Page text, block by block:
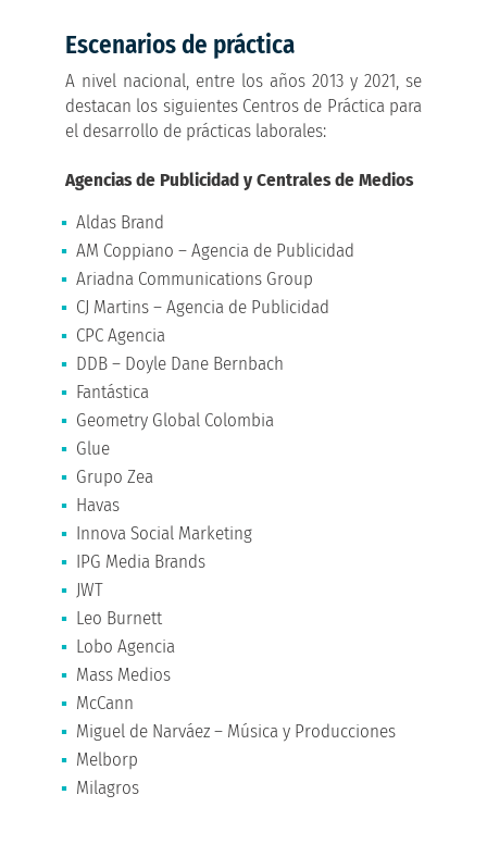
Escenarios de práctica
A nivel nacional, entre los años 2013 y 2021, se
destacan los siguientes Centros de Práctica para
el desarrollo de prácticas laborales:
Agencias de Publicidad y Centrales de Medios
Aldas Brand
AM Coppiano – Agencia de Publicidad
Ariadna Communications Group
CJ Martins – Agencia de Publicidad
CPC Agencia
DDB – Doyle Dane Bernbach
Fantástica
Geometry Global Colombia
Glue
Grupo Zea
Havas
Innova Social Marketing
IPG Media Brands
JWT
Leo Burnett
Lobo Agencia
Mass Medios
McCann
Miguel de Narváez – Música y Producciones
Melborp
Milagros